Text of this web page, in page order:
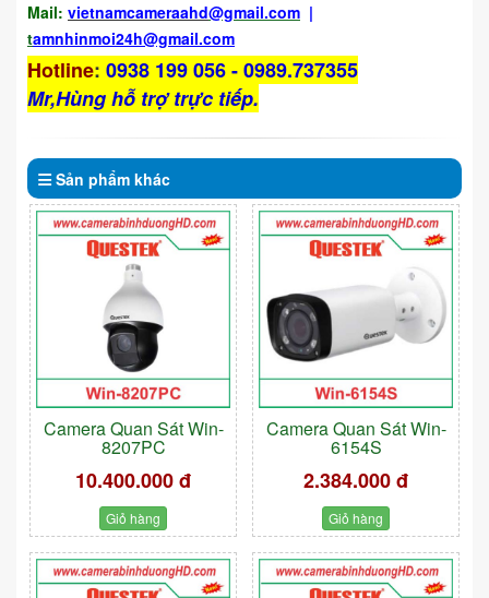
Mail: vietnamcameraahd@gmail.com |
tamnhinmoi24h@gmail.com
Hotline: 0938 199 056 - 0989.737355
Mr,Hùng hỗ trợ trực tiếp.
Sản phẩm khác
Camera Quan Sát Win-
8207PC
10.400.000 đ
Giỏ hàng
Camera Quan Sát Win-
6154S
2.384.000 đ
Giỏ hàng